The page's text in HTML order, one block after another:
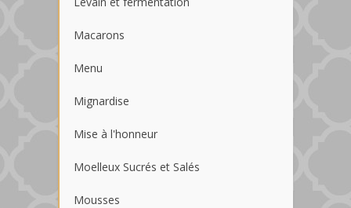
Macarons
Menu
Mignardise
Mise à l'honneur
Moelleux Sucrés et Salés
Mousses